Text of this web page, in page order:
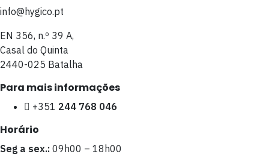
info@hygico.pt
EN 356, n.º 39 A,
Casal do Quinta
2440-025 Batalha
Para mais informações
+351 244 768 046
Horário
Seg a sex.: 09h00 – 18h00